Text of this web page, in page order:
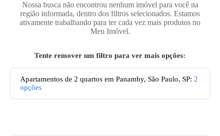
Nossa busca não encontrou nenhum imóvel para você na
região informada, dentro dos filtros selecionados. Estamos
ativamente trabalhando para ter cada vez mais produtos no
Meu Imóvel.
Tente remover um filtro para ver mais opções:
Apartamentos de 2 quartos em Panamby, São Paulo, SP: 2
opções